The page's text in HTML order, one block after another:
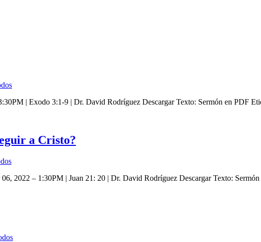
| Exodo 3:1-9 | Dr. David Rodríguez Descargar Texto: Sermón en PDF
a Cristo?
2022 – 1:30PM | Juan 21: 20 | Dr. David Rodríguez Descargar Texto: